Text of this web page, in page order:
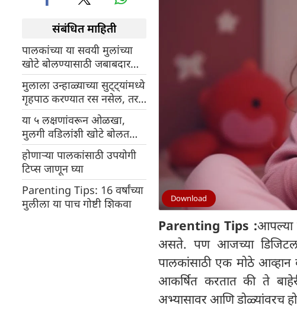
संबंधित माहिती
पालकांच्या या सवयी मुलांच्या
खोटे बोलण्यासाठी जबाबदार
असू शकतात
मुलाला उन्हाळ्याच्या सुट्ट्यांमध्ये
गृहपाठ करण्यात रस नसेल, तर
या टिप्स अवलंबवा
या ५ लक्षणांवरून ओळखा,
मुलगी वडिलांशी खोटे बोलत
आहे हे, पालकांनी काय करावे?
होणाऱ्या पालकांसाठी उपयोगी
टिप्स जाणून घ्या
Parenting Tips: 16 वर्षांच्या
मुलीला या पाच गोष्टी शिकवा
Download
Parenting Tips :आपल्या
असते. पण आजच्या डिजिटल
पालकांसाठी एक मोठे
आकर्षित करतात की ते
अभ्यासावर आणि डोळ्यांवरच